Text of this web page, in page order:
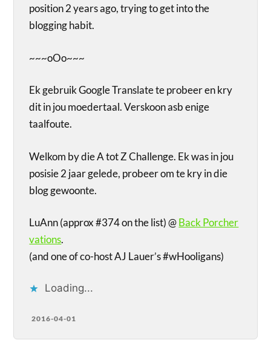
position 2 years ago, trying to get into the
blogging habit.
~~~oOo~~~
Ek gebruik Google Translate te probeer en kry
dit in jou moedertaal. Verskoon asb enige
taalfoute.
Welkom by die A tot Z Challenge. Ek was in jou
posisie 2 jaar gelede, probeer om te kry in die
blog gewoonte.
LuAnn (approx #374 on the list) @Back Porcher
vations.
(and one of co-host AJ Lauer’s #wHooligans)
Loading...
2016-04-01